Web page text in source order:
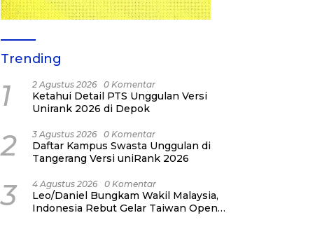
Trending
1 2 Agustus 2026 0 Komentar
Ketahui Detail PTS Unggulan Versi
Unirank 2026 di Depok
2 3 Agustus 2026 0 Komentar
Daftar Kampus Swasta Unggulan di
Tangerang Versi uniRank 2026
3 4 Agustus 2026 0 Komentar
Leo/Daniel Bungkam Wakil Malaysia,
Indonesia Rebut Gelar Taiwan Open